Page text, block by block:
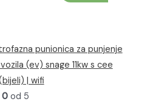
do
1.190,00 KM
0od 5